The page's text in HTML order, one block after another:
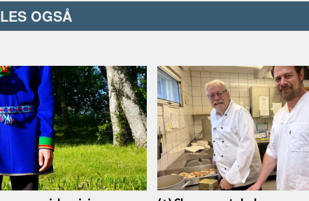
LES OGSÅ